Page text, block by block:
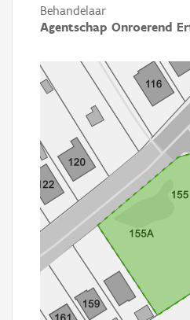
Behandelaar
Agentschap Onroerend